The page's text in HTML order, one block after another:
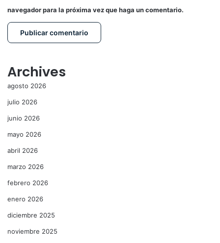
navegador para la próxima vez que haga un comentario.
Archives
agosto 2026
julio 2026
junio 2026
mayo 2026
abril 2026
marzo 2026
febrero 2026
enero 2026
diciembre 2025
noviembre 2025